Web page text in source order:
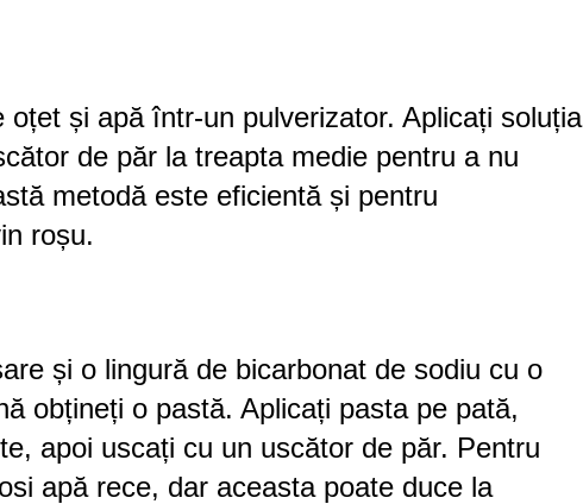
și apă într-un pulverizator. Aplicați soluția
de păr la treapta medie pentru a nu
metodă este eficientă și pentru
roșu.
și o lingură de bicarbonat de sodiu cu o
obțineți o pastă. Aplicați pasta pe pată,
apoi uscați cu un uscător de păr. Pentru
apă rece, dar aceasta poate duce la